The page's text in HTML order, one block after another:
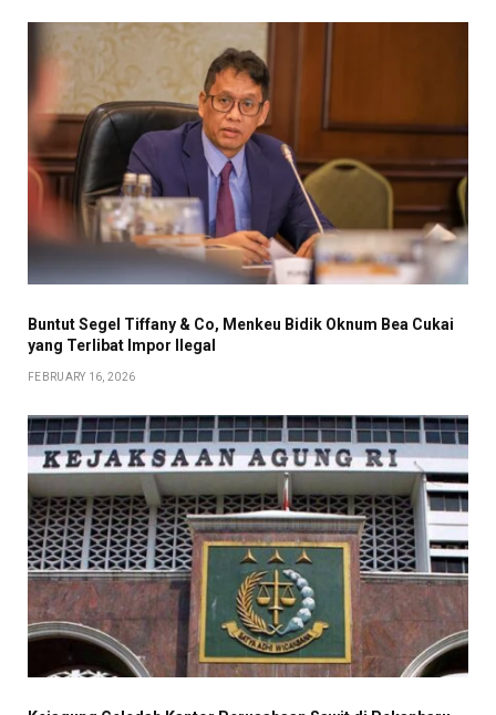
Buntut Segel Tiffany & Co, Menkeu Bidik Oknum Bea Cukai
yang Terlibat Impor Ilegal
FEBRUARY 16, 2026